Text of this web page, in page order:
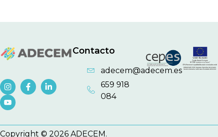
Contacto
adecem@adecem.es
659 918
084
Copyright © 2026 ADECEM.